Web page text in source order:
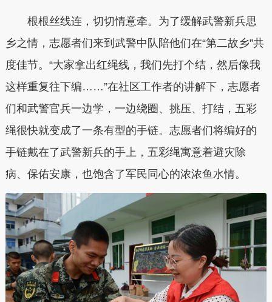
根根丝线连，切切情意牵。为了缓解武警新兵思
乡之情，志愿者们来到武警中队陪他们在“第二故乡”共
度佳节。“大家拿出红绳线，我们先打个结，然后像我
这样重复往下编……”在社区工作者的讲解下，志愿者
们和武警官兵一边学，一边绕圈、挑压、打结，五彩
绳很快就变成了一条有型的手链。志愿者们将编好的
手链戴在了武警新兵的手上，五彩绳寓意着避灾除
病、保佑安康，也饱含了军民同心的浓浓鱼水情。